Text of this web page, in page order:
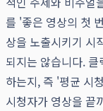
를 '좋은 영상의 첫
상을 노출시키기 시
되지는 않습니다.
하는지, 즉 '평균 시
시청자가 영상을 끝